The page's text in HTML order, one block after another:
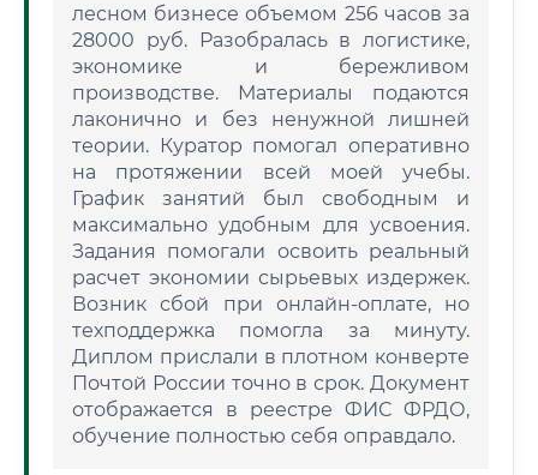
лесном бизнесе объемом 256 часов за
28000 руб. Разобралась в логистике,
экономике и бережливом
производстве. Материалы подаются
лаконично и без ненужной лишней
теории. Куратор помогал оперативно
на протяжении всей моей учебы.
График занятий был свободным и
максимально удобным для усвоения.
Задания помогали освоить реальный
расчет экономии сырьевых издержек.
Возник сбой при онлайн-оплате, но
техподдержка помогла за минуту.
Диплом прислали в плотном конверте
Почтой России точно в срок. Документ
отображается в реестре ФИС ФРДО,
обучение полностью себя оправдало.